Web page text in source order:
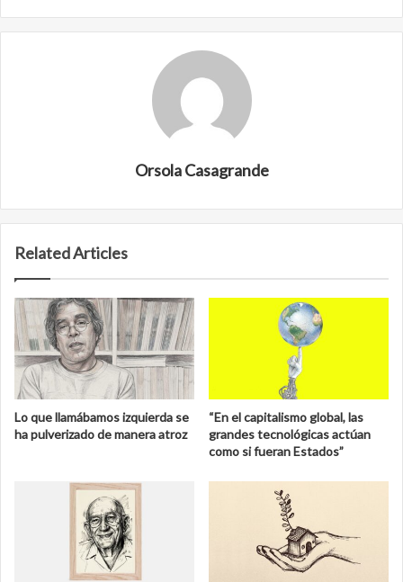
Orsola Casagrande
Related Articles
Lo que llamábamos izquierda se
ha pulverizado de manera atroz
“En el capitalismo global, las
grandes tecnológicas actúan
como si fueran Estados”